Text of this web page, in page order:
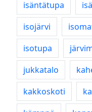
isäntätupa
isojärvi
isotupa
jukkatalo
kakkoskoti